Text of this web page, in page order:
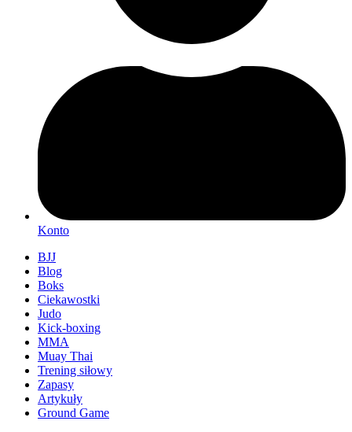
Konto
BJJ
Blog
Boks
Ciekawostki
Judo
Kick-boxing
MMA
Muay Thai
Trening siłowy
Zapasy
Artykuły
Ground Game